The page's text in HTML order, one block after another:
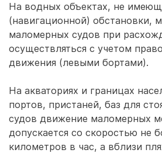
На водных объектах, не
(навигационной) обстановки,
маломерных судов при
осуществляться с учетом
движения (левыми бортами).
На акваториях и границах
портов, пристаней, баз для
судов движение маломерных
допускается со скоростью не
километров в час, а вблизи